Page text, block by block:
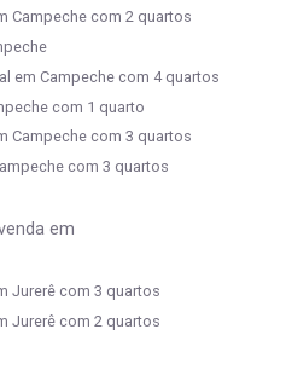
Campeche com 2 quartos
em Campeche com 4 quartos
com 1 quarto
Campeche com 3 quartos
com 3 quartos
em
Jurerê com 3 quartos
Jurerê com 2 quartos